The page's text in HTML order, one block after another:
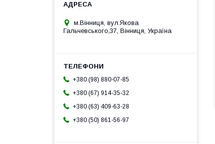
м.Вінниця, вул.Якова
Гальчевського,37, Вінниця, Україна
+380 (98) 880-07-85
+380 (67) 914-35-32
+380 (63) 409-63-28
+380 (50) 861-56-97